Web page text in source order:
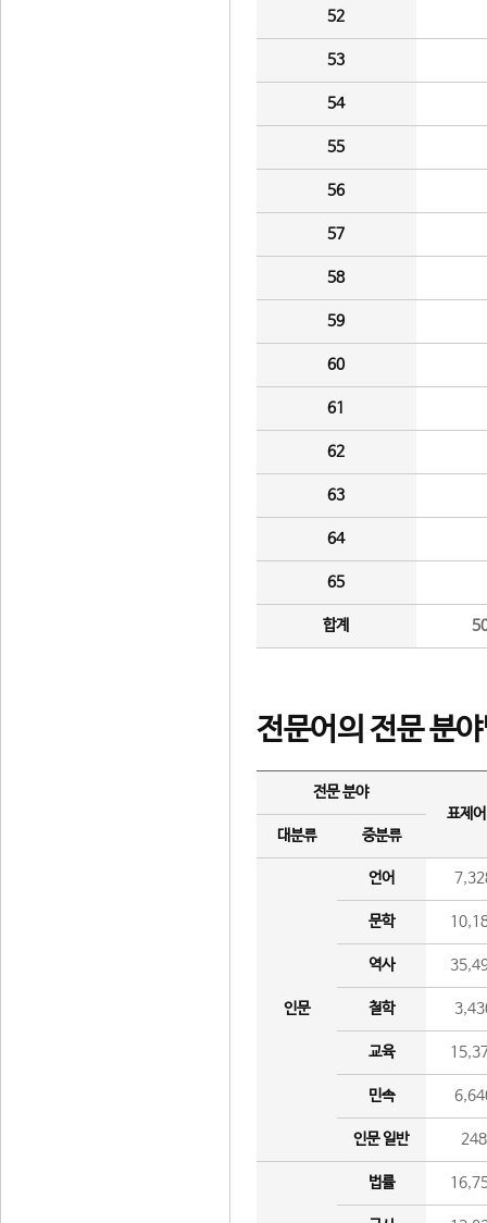
52
53
54
55
56
57
58
59
60
61
62
63
64
65
합계
전문어의 전문 분
전문 분야
표제
대분류
중분류
인문
언어
문학
역사
철학
교육
민속
인문 일반 248
법률